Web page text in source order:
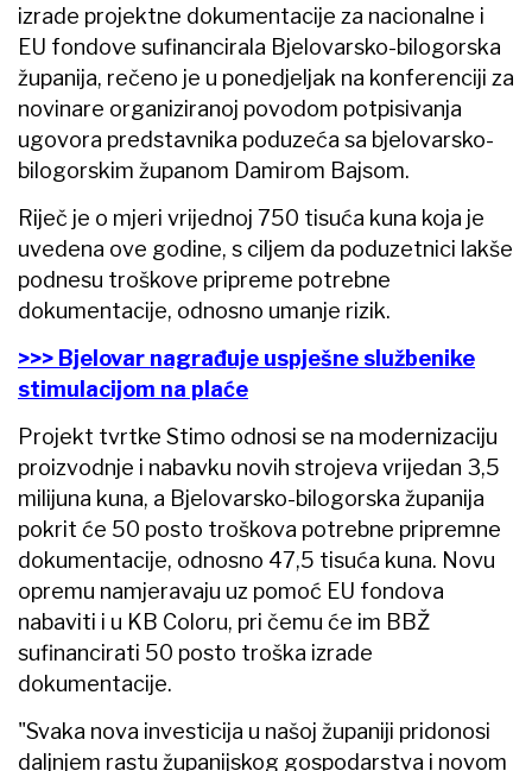
izrade projektne dokumentacije za nacionalne i
EU fondove sufinancirala Bjelovarsko-bilogorska
županija, rečeno je u ponedjeljak na konferenciji za
novinare organiziranoj povodom potpisivanja
ugovora predstavnika poduzeća sa bjelovarsko-
bilogorskim županom Damirom Bajsom.
Riječ je o mjeri vrijednoj 750 tisuća kuna koja je
uvedena ove godine, s ciljem da poduzetnici lakše
podnesu troškove pripreme potrebne
dokumentacije, odnosno umanje rizik.
>>> Bjelovar nagrađuje uspješne službenike
stimulacijom na plaće
Projekt tvrtke Stimo odnosi se na modernizaciju
proizvodnje i nabavku novih strojeva vrijedan 3,5
milijuna kuna, a Bjelovarsko-bilogorska županija
pokrit će 50 posto troškova potrebne pripremne
dokumentacije, odnosno 47,5 tisuća kuna. Novu
opremu namjeravaju uz pomoć EU fondova
nabaviti i u KB Coloru, pri čemu će im BBŽ
sufinancirati 50 posto troška izrade
dokumentacije.
"Svaka nova investicija u našoj županiji pridonosi
daljnjem rastu županijskog gospodarstva i novom